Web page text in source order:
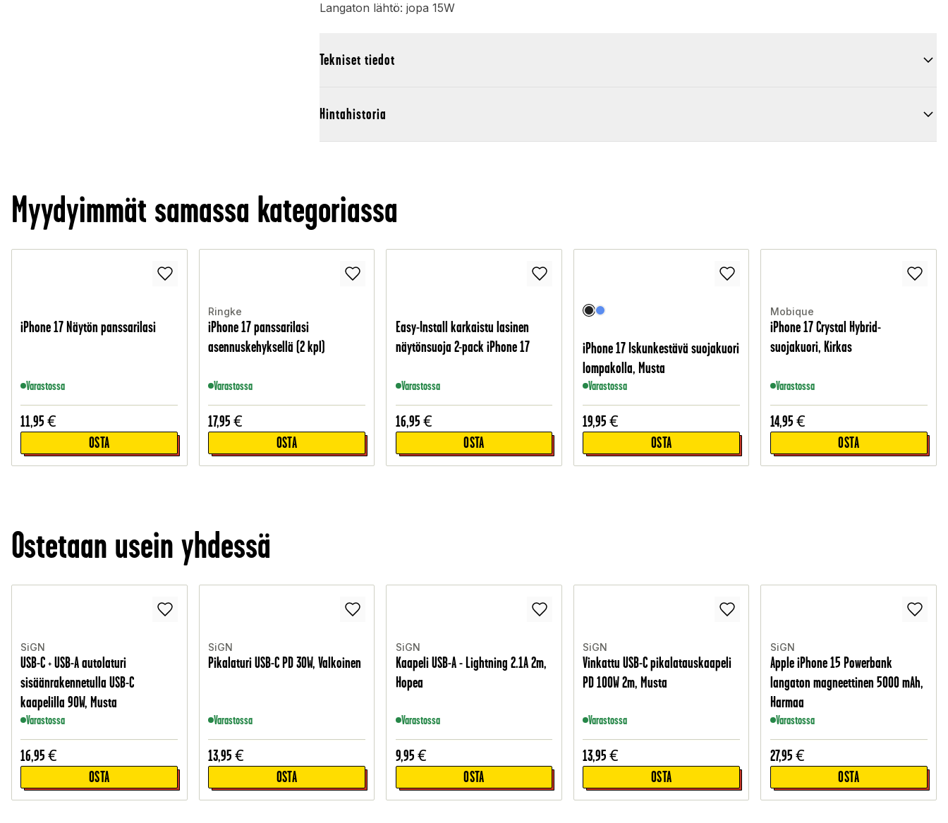
Langaton lähtö: jopa 15W
Tekniset tiedot
Hintahistoria
Myydyimmät samassa kategoriassa
iPhone 17 Näytön panssarilasi
Varastossa
11,95 €
OSTA
Ringke
iPhone 17 panssarilasi
asennuskehyksellä (2 kpl)
Varastossa
17,95 €
OSTA
Easy-Install karkaistu lasinen
näytönsuoja 2-pack iPhone 17
Varastossa
16,95 €
OSTA
iPhone 17 Iskunkestävä suojakuori
lompakolla, Musta
Varastossa
19,95 €
OSTA
Mobique
iPhone 17 Crystal Hybrid-
suojakuori, Kirkas
Varastossa
14,95 €
OSTA
Ostetaan usein yhdessä
SiGN
USB-C + USB-A autolaturi
sisäänrakennetulla USB-C
kaapelilla 90W, Musta
Varastossa
16,95 €
OSTA
SiGN
Pikalaturi USB-C PD 30W, Valkoinen
Varastossa
13,95 €
OSTA
SiGN
Kaapeli USB-A - Lightning 2.1A 2m,
Hopea
Varastossa
9,95 €
OSTA
SiGN
Vinkattu USB-C pikalatauskaapeli
PD 100W 2m, Musta
Varastossa
13,95 €
OSTA
SiGN
Apple iPhone 15 Powerbank
langaton magneettinen 5000 mAh,
Harmaa
Varastossa
27,95 €
OSTA